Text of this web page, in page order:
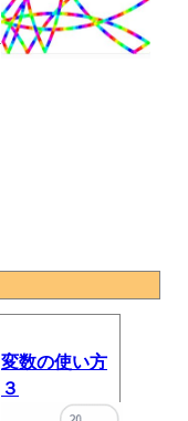
変数の使い方
３